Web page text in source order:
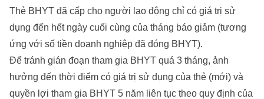
Thẻ BHYT đã cấp cho người lao động chỉ có giá trị sử
dụng đến hết ngày cuối cùng của tháng báo giảm (tương
ứng với số tiền doanh nghiệp đã đóng BHYT).
Để tránh gián đoạn tham gia BHYT quá 3 tháng, ảnh
hưởng đến thời điểm có giá trị sử dụng của thẻ (mới) và
quyền lợi tham gia BHYT 5 năm liên tục theo quy định của